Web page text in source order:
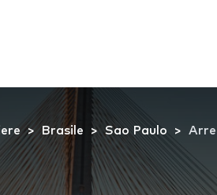
Brasile Sao Paulo